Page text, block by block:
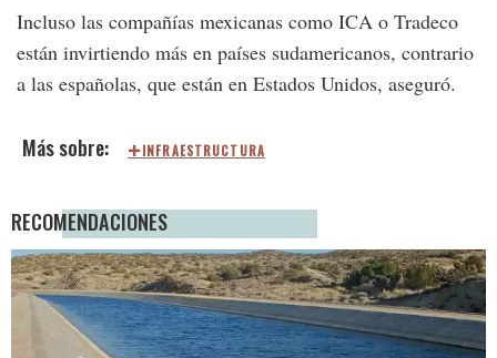
Incluso las compañías mexicanas como ICA o Tradeco
están invirtiendo más en países sudamericanos, contrario
a las españolas, que están en Estados Unidos, aseguró.
INFRAESTRUCTURA
RECOMENDACIONES